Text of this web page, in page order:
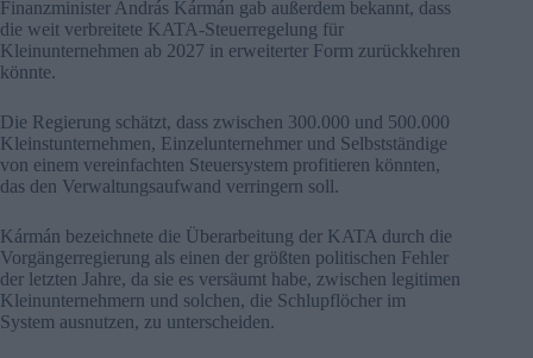
Finanzminister András Kármán gab außerdem bekannt, dass
die weit verbreitete KATA-Steuerregelung für
Kleinunternehmen ab 2027 in erweiterter Form zurückkehren
könnte.
Die Regierung schätzt, dass zwischen 300.000 und 500.000
Kleinstunternehmen, Einzelunternehmer und Selbstständige
von einem vereinfachten Steuersystem profitieren könnten,
das den Verwaltungsaufwand verringern soll.
Kármán bezeichnete die Überarbeitung der KATA durch die
Vorgängerregierung als einen der größten politischen Fehler
der letzten Jahre, da sie es versäumt habe, zwischen legitimen
Kleinunternehmern und solchen, die Schlupflöcher im
System ausnutzen, zu unterscheiden.